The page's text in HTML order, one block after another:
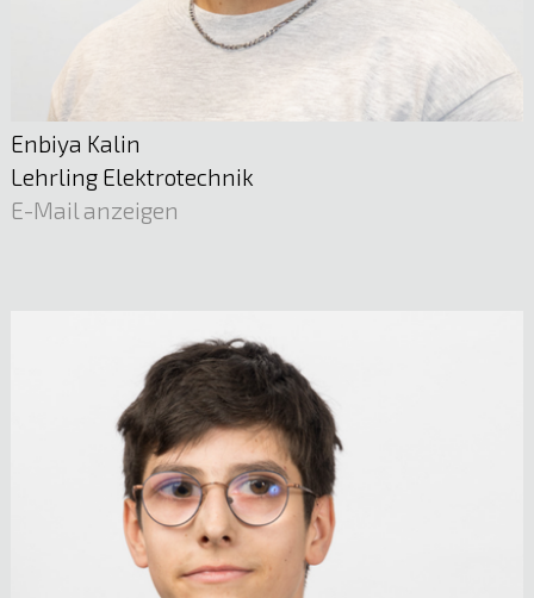
Mario Tschann
Netzmanagement Technik
E-Mail anzeigen
Enbiya Kalin
Lehrling Elektrotechnik
E-Mail anzeigen